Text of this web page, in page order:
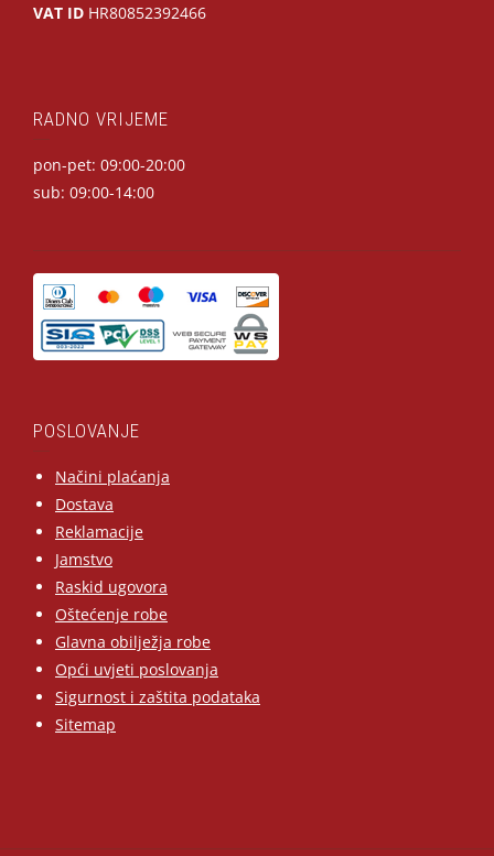
VAT ID HR80852392466
RADNO VRIJEME
pon-pet: 09:00-20:00
sub: 09:00-14:00
POSLOVANJE
Načini plaćanja
Dostava
Reklamacije
Jamstvo
Raskid ugovora
Oštećenje robe
Glavna obilježja robe
Opći uvjeti poslovanja
Sigurnost i zaštita podataka
Sitemap